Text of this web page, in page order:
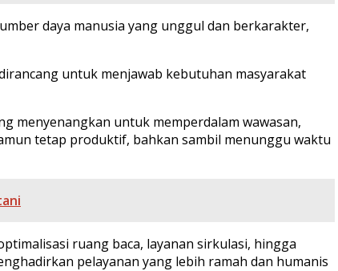
daya manusia yang unggul dan berkarakter,
untuk menjawab kebutuhan masyarakat
menyenangkan untuk memperdalam wawasan,
tetap produktif, bahkan sambil menunggu waktu
ruang baca, layanan sirkulasi, hingga
pelayanan yang lebih ramah dan humanis